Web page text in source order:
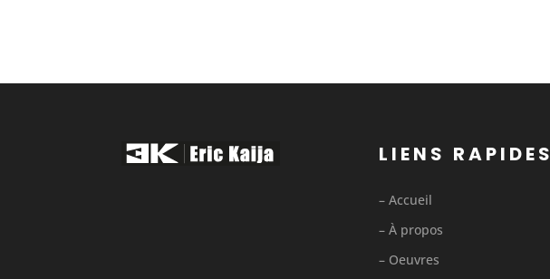
LIENS RAPIDES
– Accueil
– À propos
– Oeuvres